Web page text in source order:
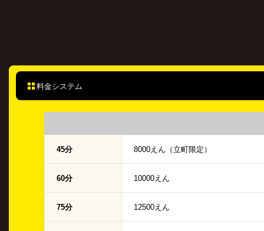
料金システム
45分 8000えん（立町限定）
60分 10000えん
75分 12500えん